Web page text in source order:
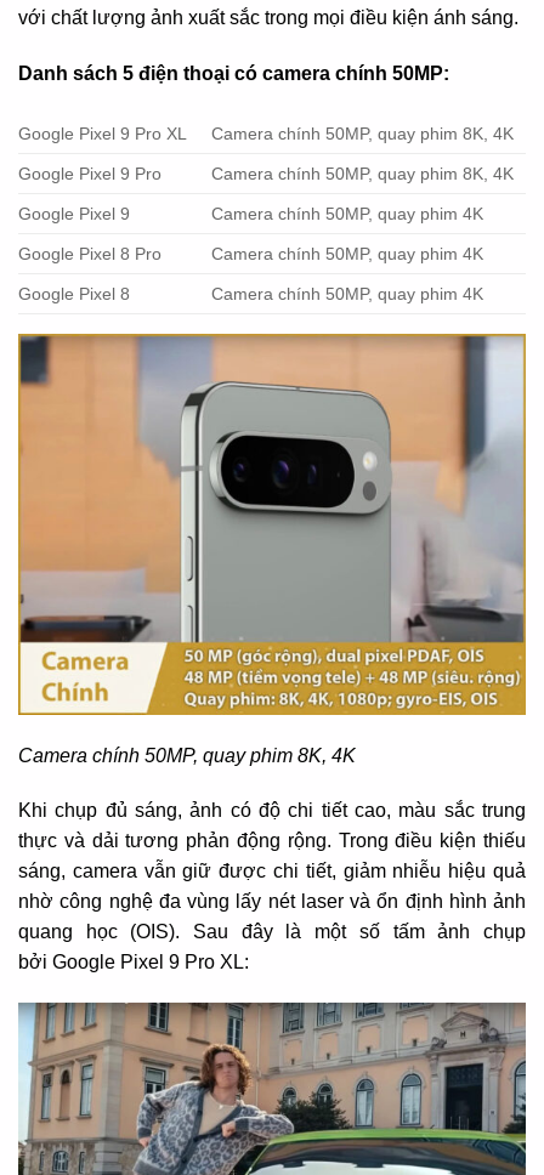
với chất lượng ảnh xuất sắc trong mọi điều kiện ánh sáng.
Danh sách 5 điện thoại có camera chính 50MP:
Google Pixel 9 Pro XL Camera chính 50MP, quay phim 8K, 4K
Google Pixel 9 Pro Camera chính 50MP, quay phim 8K, 4K
Google Pixel 9 Camera chính 50MP, quay phim 4K
Google Pixel 8 Pro Camera chính 50MP, quay phim 4K
Google Pixel 8 Camera chính 50MP, quay phim 4K
Camera chính 50MP, quay phim 8K, 4K
Khi chụp đủ sáng, ảnh có độ chi tiết cao, màu sắc trung
thực và dải tương phản động rộng. Trong điều kiện thiếu
sáng, camera vẫn giữ được chi tiết, giảm nhiễu hiệu quả
nhờ công nghệ đa vùng lấy nét laser và ổn định hình ảnh
quang học (OIS). Sau đây là một số tấm ảnh chụp
bởi Google Pixel 9 Pro XL: